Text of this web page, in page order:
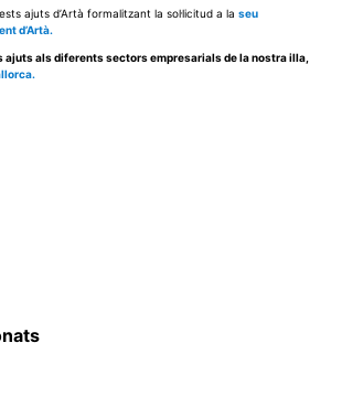
ajuts d’Artà formalitzant la sol·licitud a la seu
d’Artà.
als diferents sectors empresarials de la nostra illa,